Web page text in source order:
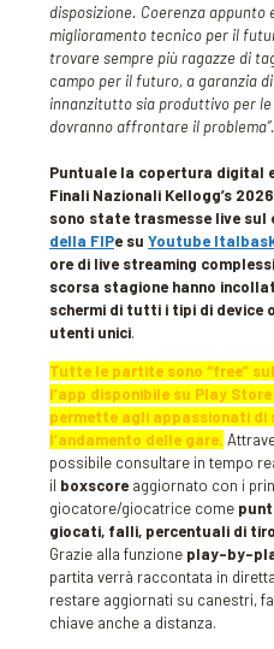
disposizione. Coerenza appunto
miglioramento tecnico per il
trovare sempre più ragazze di
campo per il futuro, a garanzia
innanzitutto sia produttivo per
dovranno affrontare il problema”.
Puntuale la copertura digital
Finali Nazionali Kellogg’s
sono state trasmesse live sul
della FIPe su Youtube
ore di live streaming
scorsa stagione hanno
schermi di tutti i tipi di device
utenti unici.
Tutte le partite sono “free”
l’app disponibile su Play
permette agli appassionati di
l’andamento delle gare.
possibile consultare in tempo
il boxscore aggiornato con i
giocatore/giocatrice come
giocati, falli, percentuali di
Grazie alla funzione play-by-
partita verrà raccontata in
restare aggiornati su canestri,
chiave anche a distanza.